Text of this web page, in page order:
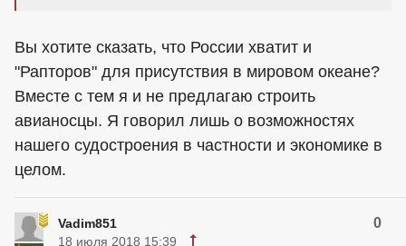
Вы хотите сказать, что России хватит и
"Рапторов" для присутствия в мировом океане?
Вместе с тем я и не предлагаю строить
авианосцы. Я говорил лишь о возможностях
нашего судостроения в частности и экономике в
целом.
Vadim851 0
18 июля 2018 15:39